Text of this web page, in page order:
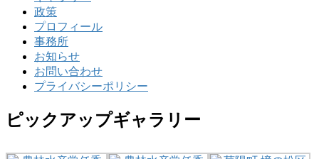
政策
プロフィール
事務所
お知らせ
お問い合わせ
プライバシーポリシー
ピックアップギャラリー